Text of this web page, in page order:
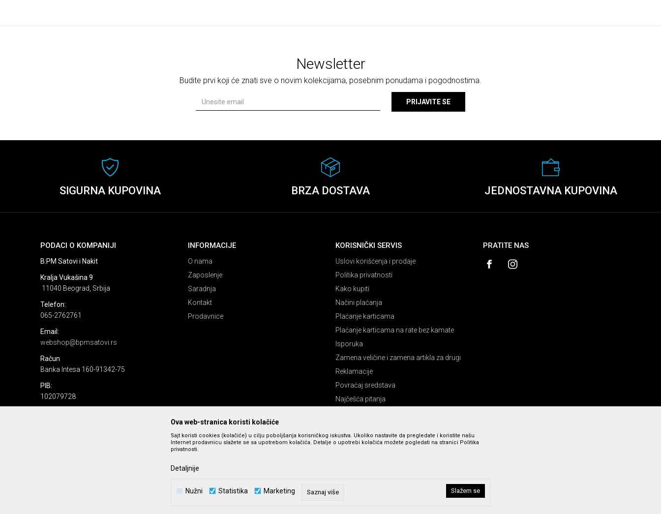
Newsletter
Budite prvi koji će znati sve o novim kolekcijama, posebnim ponudama i pogodnostima.
PRIJAVITE SE
SIGURNA KUPOVINA BRZA DOSTAVA JEDNOSTAVNA KUPOVINA
PODACI O KOMPANIJI
B:PM Satovi i Nakit
Kralja Vukašina 9
11040 Beograd, Srbija
Telefon:
065-2762761
Email:
webshop@bpmsatovi.rs
Račun
Banka Intesa 160-91342-75
PIB:
102079728
INFORMACIJE
O nama
Zaposlenje
Saradnja
Kontakt
Prodavnice
KORISNIČKI SERVIS
Uslovi korišćenja i prodaje
Politika privatnosti
Kako kupiti
Načini plaćanja
Plaćanje karticama
Plaćanje karticama na rate bez kamate
Isporuka
Zamena veličine i zamena artikla za drugi
Reklamacije
Povraćaj sredstava
Najčešća pitanja
PRATITE NAS
Nastojimo da budemo što precizniji u opisu proizvoda, prikazu slika i cena, ali ne možemo da garantujemo da su sve informacije kompletne i bez grešaka. Svi prikazani artikli su deo naše ponude i ne
Ova web-stranica koristi kolačiće
Sajt koristi cookies (kolačiće) u cilju poboljšanja korisničkog iskustva. Ukoliko nastavite da pregledate i koristite našu
Internet prodavnicu slažete se sa upotrebom kolačića. Detalje o upotrebi kolačića možete pogledati na stranici Politika
privatnosti.
Detaljnije
Nužni Statistika Marketing Saznaj više Slažem se